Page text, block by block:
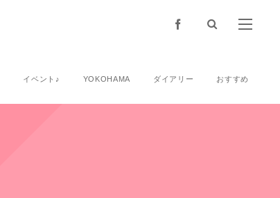
イベント♪ YOKOHAMA ダイアリー おすすめ